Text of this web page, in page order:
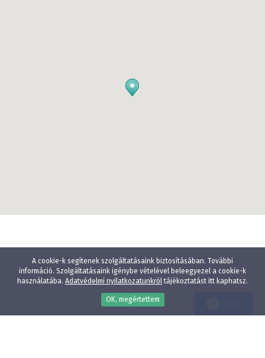
A cookie-k segítenek szolgáltatásaink biztosításában. További
információ. Szolgáltatásaink igénybe vételével beleegyezel a cookie-k
használatába. Adatvédelmi nyilatkozatunkróltájékoztatást itt kaphatsz.
OK, megértettem